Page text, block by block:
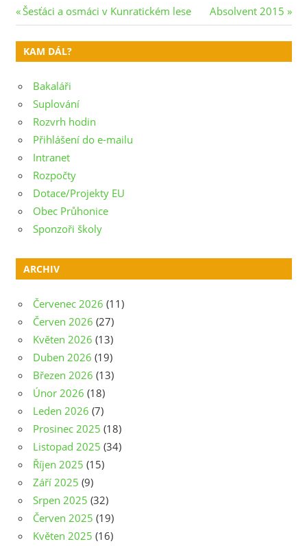
Navigace
pro
příspěvek
Previous
Post:
Šesťáci a osmáci v Kunratickém lese
Next
Post:
Absolvent 2015
KAM DÁL?
Bakaláři
Suplování
Rozvrh hodin
Přihlášení do e-mailu
Intranet
Rozpočty
Dotace/Projekty EU
Obec Průhonice
Sponzoři školy
ARCHIV
Červenec 2026 (11)
Červen 2026 (27)
Květen 2026 (13)
Duben 2026 (19)
Březen 2026 (13)
Únor 2026 (18)
Leden 2026 (7)
Prosinec 2025 (18)
Listopad 2025 (34)
Říjen 2025 (15)
Září 2025 (9)
Srpen 2025 (32)
Červen 2025 (19)
Květen 2025 (16)